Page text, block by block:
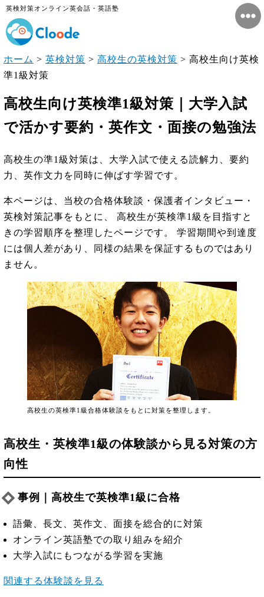
英検対策オンライン英会話・英語塾
ホーム > 英検対策 > 高校生の英検対策 > 高校生向け英検
準1級対策
高校生向け英検準1級対策｜大学入試
で活かす要約・英作文・面接の勉強法
高校生の準1級対策は、大学入試で使える読解力、要約
力、英作文力を同時に伸ばす学習です。
本ページは、当校の合格体験談・保護者インタビュー・
英検対策記事をもとに、 高校生が英検準1級を目指すと
きの学習順序を整理したページです。 学習期間や到達度
には個人差があり、同様の結果を保証するものではあり
ません。
高校生の英検準1級合格体験談をもとに対策を整理します。
高校生・英検準1級の体験談から見る対策の方
向性
事例｜高校生で英検準1級に合格
語彙、長文、英作文、面接を総合的に対策
オンライン英語塾での取り組みを紹介
大学入試にもつながる学習を実施
関連する体験談を見る